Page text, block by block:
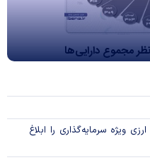
مجموع دارایی‌ها
ویژه سرمایه‌گذاری را ابلاغ